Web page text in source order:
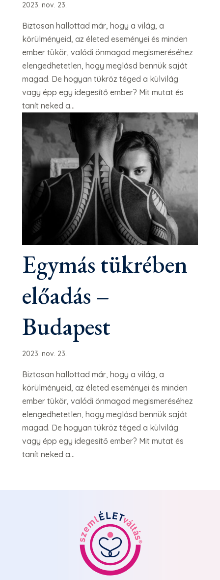
2023. nov. 23.
Biztosan hallottad már, hogy a világ, a
körülményeid, az életed eseményei és minden
ember tükör, valódi önmagad megismeréséhez
elengedhetetlen, hogy meglásd bennük saját
magad. De hogyan tükröz téged a külvilág
vagy épp egy idegesítő ember? Mit mutat és
tanít neked a...
Egymás tükrében
előadás –
Budapest
2023. nov. 23.
Biztosan hallottad már, hogy a világ, a
körülményeid, az életed eseményei és minden
ember tükör, valódi önmagad megismeréséhez
elengedhetetlen, hogy meglásd bennük saját
magad. De hogyan tükröz téged a külvilág
vagy épp egy idegesítő ember? Mit mutat és
tanít neked a...